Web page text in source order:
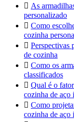
 As
personalizado
 Como
cozinha
 Perspectivas
de cozinha
 Como os
classificados
 Qual é o
cozinha de aço
 Como
cozinha de aço